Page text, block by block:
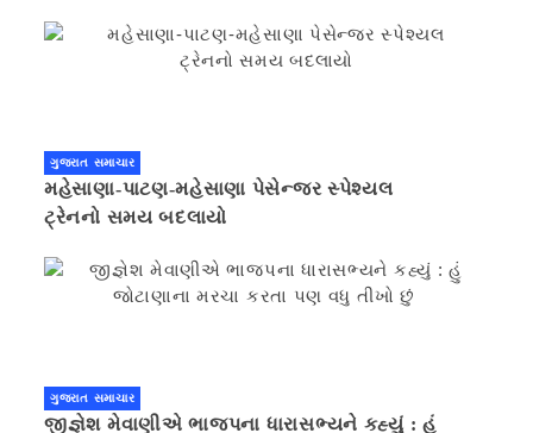
ગુજરાત સમાચાર
મહેસાણા-પાટણ-મહેસાણા પેસેન્જર સ્પેશ્યલ
ટ્રેનનો સમય બદલાયો
ગુજરાત સમાચાર
જીજ્ઞેશ મેવાણીએ ભાજપના ધારાસભ્યને કહ્યું : હું